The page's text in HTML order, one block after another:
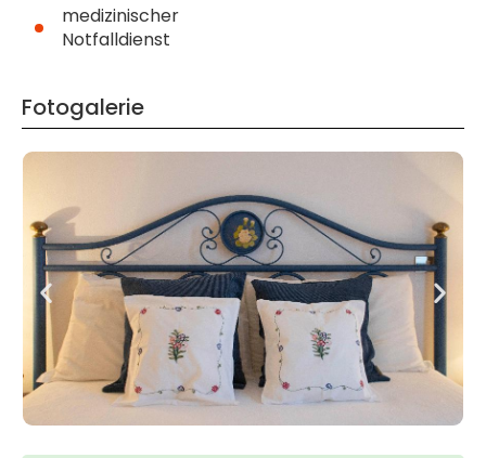
medizinischer
Notfalldienst
Fotogalerie